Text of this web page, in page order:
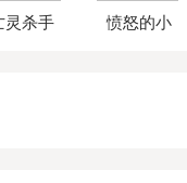
灵杀手 愤怒的小